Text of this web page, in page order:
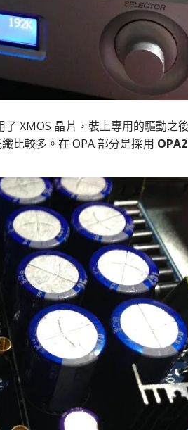
了 XMOS 晶片，裝上專用的驅動之
比較多。在 OPA 部分是採用